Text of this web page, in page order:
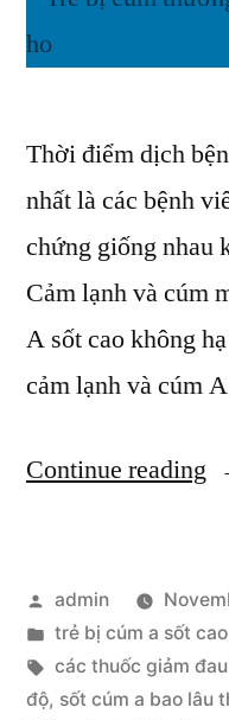
Thời điểm dịch
nhất là các bệnh
chứng giống nhau
Cảm lạnh và cúm
A sốt cao không
cảm lạnh và cúm
Continue reading
A
Posted
by
admin
Posted
in
trẻ bị cúm a sốt
Tags:
các thuốc giảm
độ, sốt cúm a bao lâu